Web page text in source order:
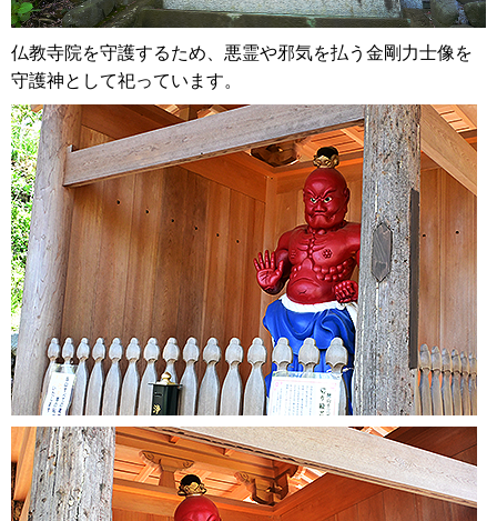
仏教寺院を守護するため、悪霊や邪気を払う金剛力士像を
守護神として祀っています。